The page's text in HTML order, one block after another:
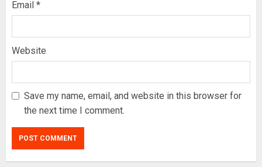
Email *
Website
Save my name, email, and website in this browser for
the next time I comment.